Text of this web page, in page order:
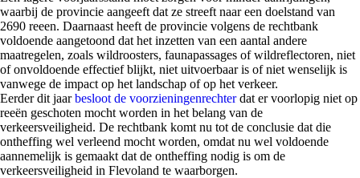
waarbij de provincie aangeeft dat ze streeft naar een doelstand van
2690 reeen. Daarnaast heeft de provincie volgens de rechtbank
voldoende aangetoond dat het inzetten van een aantal andere
maatregelen, zoals wildroosters, faunapassages of wildreflectoren, niet
of onvoldoende effectief blijkt, niet uitvoerbaar is of niet wenselijk is
vanwege de impact op het landschap of op het verkeer.
Eerder dit jaarbesloot de voorzieningenrechterdat er voorlopig niet op
reeën geschoten mocht worden in het belang van de
verkeersveiligheid. De rechtbank komt nu tot de conclusie dat die
ontheffing wel verleend mocht worden, omdat nu wel voldoende
aannemelijk is gemaakt dat de ontheffing nodig is om de
verkeersveiligheid in Flevoland te waarborgen.